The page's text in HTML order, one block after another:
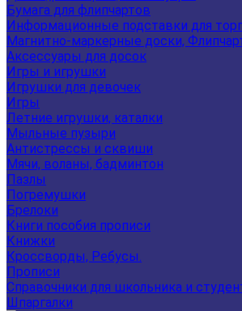
Бумага для флипчартов
Информационные подставки для
Магнитно-маркерные доски,
Аксессуары для досок
Игры и игрушки
Игрушки для девочек
Игры
Летние игрушки, каталки
Мыльные пузыри
Антистрессы и сквиши
Мячи, воланы, бадминтон
Пазлы
Погремушки
Брелоки
Книги пособия прописи
Книжки
Кроссворды, Ребусы.
Прописи
Справочники для школьника и
Шпаргалки